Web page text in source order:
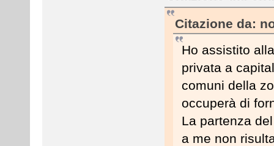
Citazione da:
Ho assistito
privata a
comuni della
occuperà di
La partenza
a me non